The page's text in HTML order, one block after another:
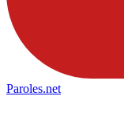
Paroles.net